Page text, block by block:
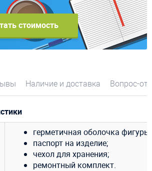
стоимость
Наличие и доставка Вопрос-
герметичная оболочка фигуры;
паспорт на изделие;
чехол для хранения;
ремонтный комплект.